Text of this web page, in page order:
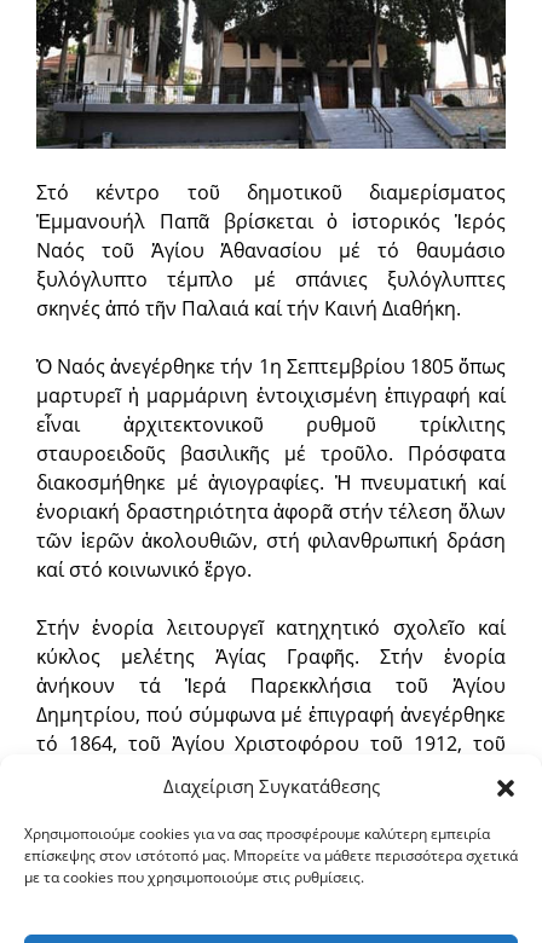
Διαχείριση Συγκατάθεσης
Χρησιμοποιούμε cookies για να σας προσφέρουμε καλύτερη εμπειρία
επίσκεψης στον ιστότοπό μας. Μπορείτε να μάθετε περισσότερα σχετικά
με τα cookies που χρησιμοποιούμε στις ρυθμίσεις.
Στό κέντρο τοῦ δημοτικοῦ διαμερίσματος
Ἐμμανουήλ Παπᾶ βρίσκεται ὁ ἱστορικός Ἱερός
Ναός τοῦ Ἁγίου Ἀθανασίου μέ τό θαυμάσιο
ξυλόγλυπτο τέμπλο μέ σπάνιες ξυλόγλυπτες
σκηνές ἀπό τῆν Παλαιά καί τήν Καινή Διαθήκη.
Ὁ Ναός ἀνεγέρθηκε τήν 1η Σεπτεμβρίου 1805 ὅπως
μαρτυρεῖ ἡ μαρμάρινη ἐντοιχισμένη ἐπιγραφή καί
εἶναι ἀρχιτεκτονικοῦ ρυθμοῦ τρίκλιτης
σταυροειδοῦς βασιλικῆς μέ τροῦλο. Πρόσφατα
διακοσμήθηκε μέ ἁγιογραφίες. Ἡ πνευματική καί
ἐνοριακή δραστηριότητα ἀφορᾶ στήν τέλεση ὅλων
τῶν ἱερῶν ἀκολουθιῶν, στή φιλανθρωπική δράση
καί στό κοινωνικό ἔργο.
Στήν ἐνορία λειτουργεῖ κατηχητικό σχολεῖο καί
κύκλος μελέτης Ἁγίας Γραφῆς. Στήν ἐνορία
ἀνήκουν τά Ἱερά Παρεκκλήσια τοῦ Ἁγίου
Δημητρίου, πού σύμφωνα μέ ἐπιγραφή ἀνεγέρθηκε
τό 1864, τοῦ Ἁγίου Χριστοφόρου τοῦ 1912, τοῦ
Ἁγίου Γεωργίου τό ἔτος 1928, τῆς Ζωοδόχου Πηγῆς
καί τῆς Ἁγίας Τριάδος.
Ἐφημέριος τοῦ Ναοῦ εἶναι ὁ π. Μύρων
Μποστανίδης.